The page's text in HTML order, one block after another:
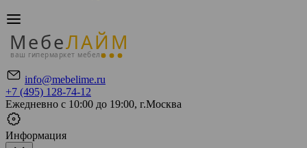
МебеЛАЙМ
ваш гипермаркет мебели
info@mebelime.ru
+7 (495) 128-74-12
Ежедневно с 10:00 до 19:00, г.Москва
Информация